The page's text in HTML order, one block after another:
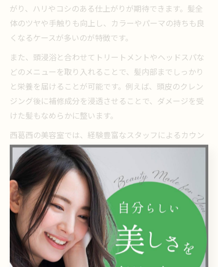
がり、ハリやコシのある仕上がりが期待できます。髪全
体のツヤや手触りも向上し、カラーやパーマの持ちも良
くなるケースが多いのが特徴です。
また、頭浸浴と合わせてトリートメントやヘッドスパな
どのメニューを取り入れることで、髪内部までしっかり
と栄養を届けることが可能です。例えば、頭皮のクレン
ジング後に補修成分を浸透させることで、ダメージを受
けた髪もなめらかに整います。
西葛西の美容室では、経験豊富なスタッフによるカウン
セリングを通じて、一人ひとりの髪質やお悩みに合わせ
た施術が提案されます。頭浸浴を取り入れることで、髪
も頭皮もワンランク上の美しさを目指せるのが大きな魅
力です。
頭浸浴を通じて日常の疲れを和
らげる秘訣